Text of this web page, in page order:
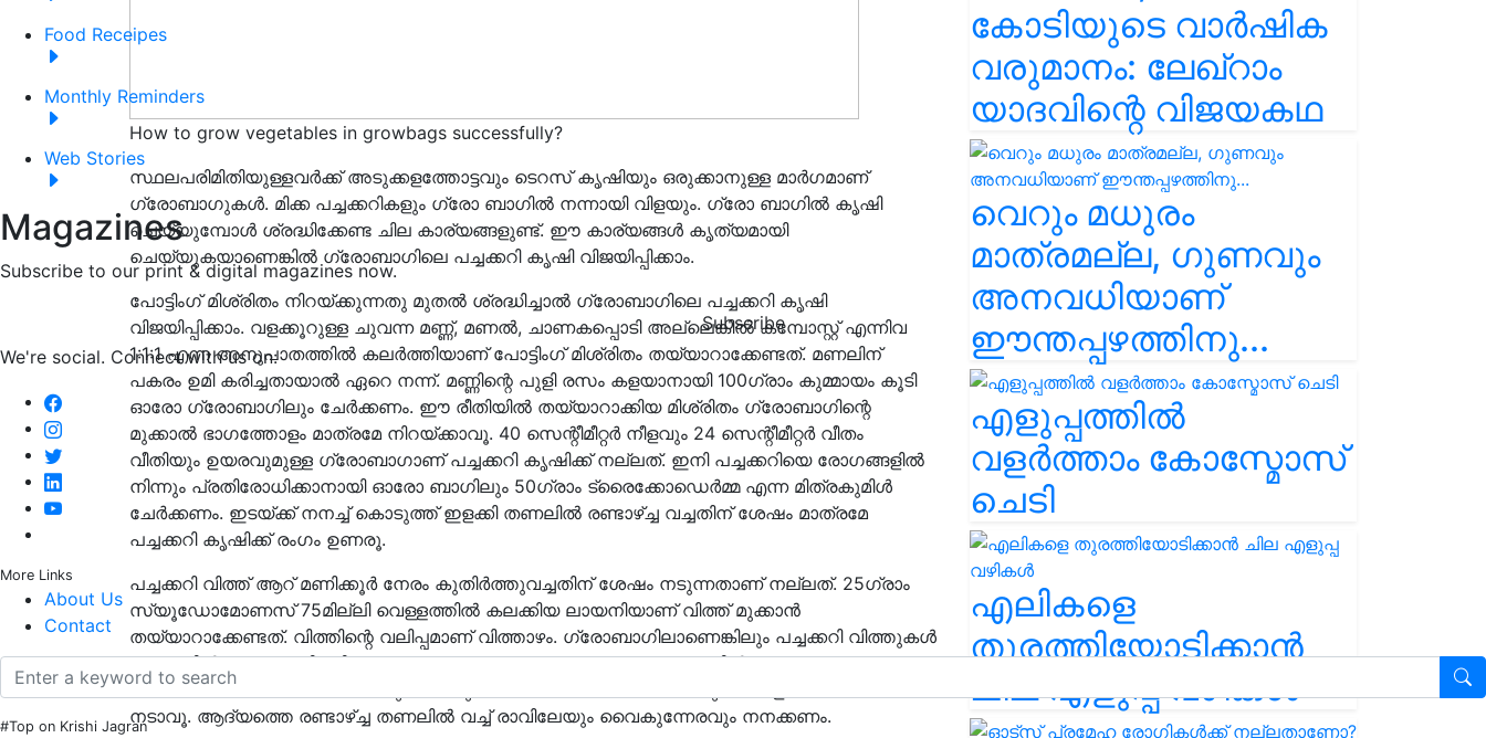
Food Receipes
Monthly Reminders
Web Stories
Magazines
Subscribe to our print & digital magazines now.
Subscribe
We're social. Connect with us on:
More Links
About Us
Contact
#Top on Krishi Jagran
How to grow vegetables in growbags successfully?
സ്ഥലപരിമിതിയുള്ളവര്‍ക്ക് അടുക്കളത്തോട്ടവും ടെറസ് കൃഷിയും ഒരുക്കാനുള്ള മാര്‍ഗമാണ്
ഗ്രോബാഗുകള്‍. മിക്ക പച്ചക്കറികളും ഗ്രോ ബാഗില്‍ നന്നായി വിളയും. ഗ്രോ ബാഗില്‍ കൃഷി
ചെയ്യുമ്പോള്‍ ശ്രദ്ധിക്കേണ്ട ചില കാര്യങ്ങളുണ്ട്. ഈ കാര്യങ്ങൾ കൃത്യമായി
ചെയ്യുകയാണെങ്കിൽ ഗ്രോബാഗിലെ പച്ചക്കറി കൃഷി വിജയിപ്പിക്കാം.
പോട്ടിംഗ് മിശ്രിതം നിറയ്ക്കുന്നതു മുതല്‍ ശ്രദ്ധിച്ചാല്‍ ഗ്രോബാഗിലെ പച്ചക്കറി കൃഷി
വിജയിപ്പിക്കാം. വളക്കൂറുള്ള ചുവന്ന മണ്ണ്, മണല്‍, ചാണകപ്പൊടി അല്ലെങ്കില്‍ കമ്പോസ്റ്റ് എന്നിവ
1:1:1 എന്ന അനുപാതത്തില്‍ കലര്‍ത്തിയാണ് പോട്ടിംഗ് മിശ്രിതം തയ്യാറാക്കേണ്ടത്. മണലിന്
പകരം ഉമി കരിച്ചതായാല്‍ ഏറെ നന്ന്. മണ്ണിന്റെ പുളി രസം കളയാനായി 100ഗ്രാം കുമ്മായം കൂടി
ഓരോ ഗ്രോബാഗിലും ചേര്‍ക്കണം. ഈ രീതിയില്‍ തയ്യാറാക്കിയ മിശ്രിതം ഗ്രോബാഗിന്റെ
മുക്കാല്‍ ഭാഗത്തോളം മാത്രമേ നിറയ്ക്കാവൂ. 40 സെന്റീമീറ്റര്‍ നീളവും 24 സെന്റീമീറ്റര്‍ വീതം
വീതിയും ഉയരവുമുള്ള ഗ്രോബാഗാണ് പച്ചക്കറി കൃഷിക്ക് നല്ലത്. ഇനി പച്ചക്കറിയെ രോഗങ്ങളില്‍
നിന്നും പ്രതിരോധിക്കാനായി ഓരോ ബാഗിലും 50ഗ്രാം ട്രൈക്കോഡെര്‍മ്മ എന്ന മിത്രകുമിള്‍
ചേര്‍ക്കണം. ഇടയ്ക്ക് നനച്ച് കൊടുത്ത് ഇളക്കി തണലില്‍ രണ്ടാഴ്ച്ച വച്ചതിന് ശേഷം മാത്രമേ
പച്ചക്കറി കൃഷിക്ക് രംഗം ഉണരൂ.
പച്ചക്കറി വിത്ത് ആറ് മണിക്കൂര്‍ നേരം കുതിര്‍ത്തുവച്ചതിന് ശേഷം നടുന്നതാണ് നല്ലത്. 25ഗ്രാം
സ്യൂഡോമോണസ് 75മില്ലി വെള്ളത്തില്‍ കലക്കിയ ലായനിയാണ് വിത്ത് മുക്കാന്‍
തയ്യാറാക്കേണ്ടത്. വിത്തിന്റെ വലിപ്പമാണ് വിത്താഴം. ഗ്രോബാഗിലാണെങ്കിലും പച്ചക്കറി വിത്തുകള്‍
ആഴത്തില്‍ നടരുത്. വിത്തിന് പകരം തൈയാണ് തെരഞ്ഞെടുക്കുന്നതെങ്കില്‍ പ്രോട്രേയുടെ
അടിവശം അമര്‍ത്തി തൈകള്‍ പുറത്തെടുത്ത് ഗ്രോബാഗില്‍ ചെറിയ കുഴികള്‍ ഉണ്ടാക്കിയേ
നടാവൂ. ആദ്യത്തെ രണ്ടാഴ്ച്ച തണലില്‍ വച്ച് രാവിലേയും വൈകുന്നേരവും നനക്കണം.
കോടിയുടെ വാർഷിക
വരുമാനം: ലേഖ്‌റാം
യാദവിന്റെ വിജയകഥ
വെറും മധുരം
മാത്രമല്ല, ഗുണവും
അനവധിയാണ്
ഈന്തപ്പഴത്തിനു...
എളുപ്പത്തിൽ
വളർത്താം കോസ്മോസ്
ചെടി
എലികളെ
തുരത്തിയോടിക്കാൻ
ചില എളുപ്പ വഴികൾ